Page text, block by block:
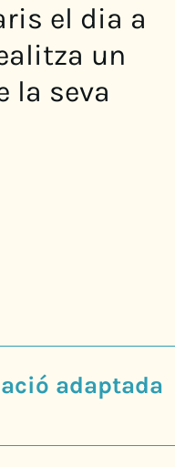
el dia a
un
la seva
adaptada